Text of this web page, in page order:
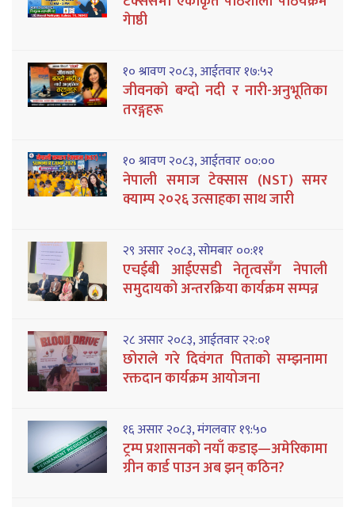
गेाष्ठी
१० श्रावण २०८३, आईतवार १७:५२
जीवनको बग्दो नदी र नारी-अनुभूतिका
तरङ्गहरू
१० श्रावण २०८३, आईतवार ००:००
नेपाली समाज टेक्सास (NST) समर
क्याम्प २०२६ उत्साहका साथ जारी
२९ असार २०८३, सोमबार ००:११
एचईबी आईएसडी नेतृत्वसँग नेपाली
समुदायको अन्तरक्रिया कार्यक्रम सम्पन्न
२८ असार २०८३, आईतवार २२:०१
छोराले गरे दिवंगत पिताको सम्झनामा
रक्तदान कार्यक्रम आयोजना
१६ असार २०८३, मंगलवार १९:५०
ट्रम्प प्रशासनको नयाँ कडाइ—अमेरिकामा
ग्रीन कार्ड पाउन अब झन् कठिन?